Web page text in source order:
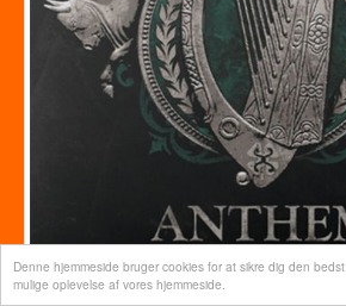
Denne hjemmeside bruger cookies for at sikre dig den bedst
mulige oplevelse af vores hjemmeside.